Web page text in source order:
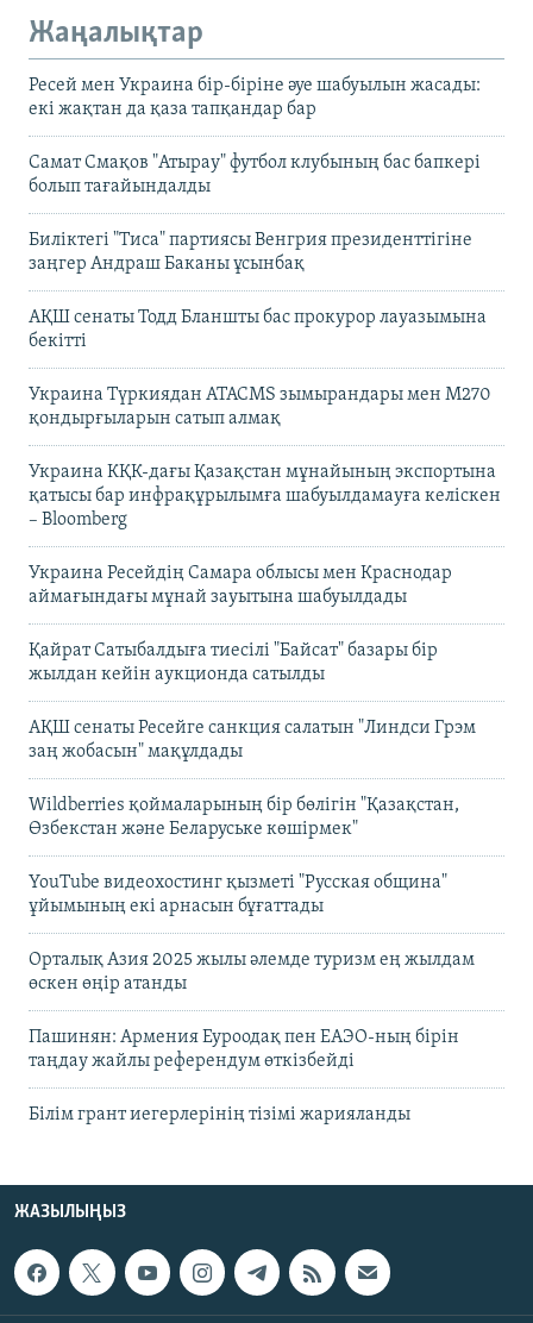
Жаңалықтар
Ресей мен Украина бір-біріне әуе шабуылын жасады:
екі жақтан да қаза тапқандар бар
Самат Смақов "Атырау" футбол клубының бас бапкері
болып тағайындалды
Биліктегі "Тиса" партиясы Венгрия президенттігіне
заңгер Андраш Баканы ұсынбақ
АҚШ сенаты Тодд Бланшты бас прокурор лауазымына
бекітті
Украина Түркиядан ATACMS зымырандары мен M270
қондырғыларын сатып алмақ
Украина КҚК-дағы Қазақстан мұнайының экспортына
қатысы бар инфрақұрылымға шабуылдамауға келіскен
– Bloomberg
Украина Ресейдің Самара облысы мен Краснодар
аймағындағы мұнай зауытына шабуылдады
Қайрат Сатыбалдыға тиесілі "Байсат" базары бір
жылдан кейін аукционда сатылды
АҚШ сенаты Ресейге санкция салатын "Линдси Грэм
заң жобасын" мақұлдады
Wildberries қоймаларының бір бөлігін "Қазақстан,
Өзбекстан және Беларуське көшірмек"
YouTube видеохостинг қызметі "Русская община"
ұйымының екі арнасын бұғаттады
Орталық Азия 2025 жылы әлемде туризм ең жылдам
өскен өңір атанды
Пашинян: Армения Еуроодақ пен ЕАЭО-ның бірін
таңдау жайлы референдум өткізбейді
Білім грант иегерлерінің тізімі жарияланды
ЖАЗЫЛЫҢЫЗ